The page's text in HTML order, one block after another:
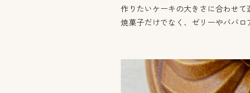
作りたいケーキの大きさに合わせて
焼菓子だけでなく、ゼリーやババロ